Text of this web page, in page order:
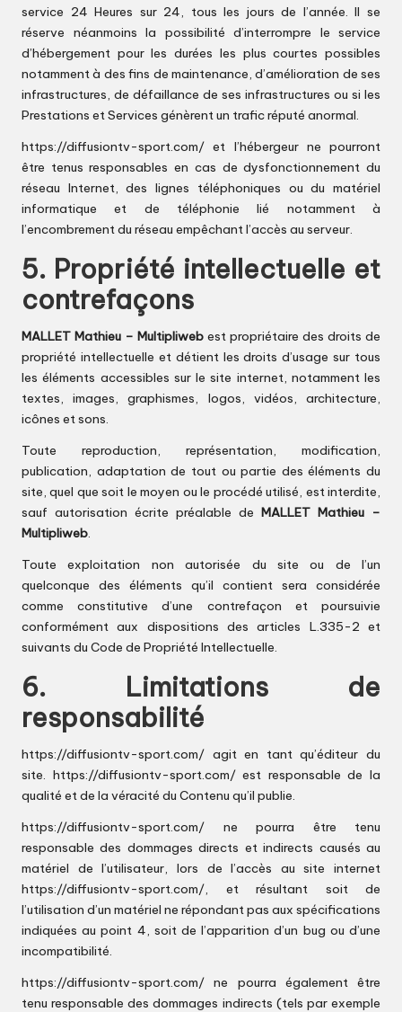
service 24 Heures sur 24, tous les jours de l’année. Il se
réserve néanmoins la possibilité d’interrompre le service
d’hébergement pour les durées les plus courtes possibles
notamment à des fins de maintenance, d’amélioration de ses
infrastructures, de défaillance de ses infrastructures ou si les
Prestations et Services génèrent un trafic réputé anormal.
https://diffusiontv-sport.com/ et l’hébergeur ne pourront
être tenus responsables en cas de dysfonctionnement du
réseau Internet, des lignes téléphoniques ou du matériel
informatique et de téléphonie lié notamment à
l’encombrement du réseau empêchant l’accès au serveur.
5. Propriété intellectuelle et
contrefaçons
MALLET Mathieu – Multipliweb est propriétaire des droits de
propriété intellectuelle et détient les droits d’usage sur tous
les éléments accessibles sur le site internet, notamment les
textes, images, graphismes, logos, vidéos, architecture,
icônes et sons.
Toute reproduction, représentation, modification,
publication, adaptation de tout ou partie des éléments du
site, quel que soit le moyen ou le procédé utilisé, est interdite,
sauf autorisation écrite préalable de MALLET Mathieu –
Multipliweb.
Toute exploitation non autorisée du site ou de l’un
quelconque des éléments qu’il contient sera considérée
comme constitutive d’une contrefaçon et poursuivie
conformément aux dispositions des articles L.335-2 et
suivants du Code de Propriété Intellectuelle.
6. Limitations de
responsabilité
https://diffusiontv-sport.com/ agit en tant qu’éditeur du
site. https://diffusiontv-sport.com/est responsable de la
qualité et de la véracité du Contenu qu’il publie.
https://diffusiontv-sport.com/ ne pourra être tenu
responsable des dommages directs et indirects causés au
matériel de l’utilisateur, lors de l’accès au site internet
https://diffusiontv-sport.com/, et résultant soit de
l’utilisation d’un matériel ne répondant pas aux spécifications
indiquées au point 4, soit de l’apparition d’un bug ou d’une
incompatibilité.
https://diffusiontv-sport.com/ ne pourra également être
tenu responsable des dommages indirects (tels par exemple